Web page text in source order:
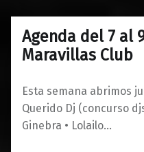
Agenda del 7 al
Maravillas Club
Esta semana abrimos
Querido Dj (concurso
Ginebra • Lolailo…
06/11/2019
0
Maravillas